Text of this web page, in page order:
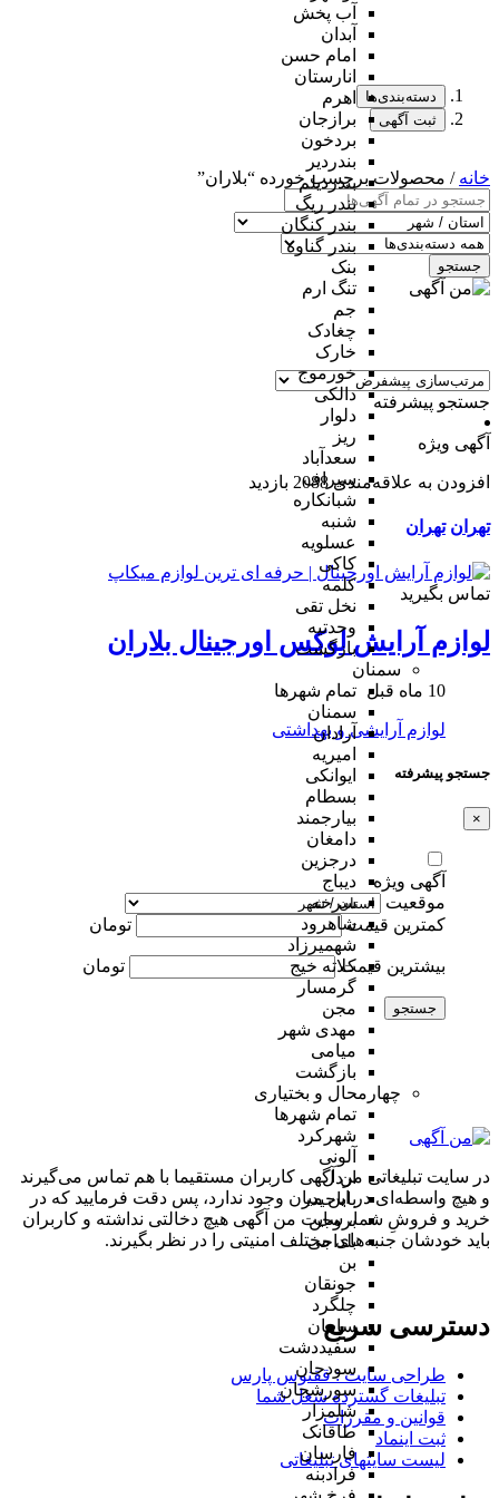
آب پخش
آبدان
امام حسن
انارستان
اهرم
برازجان
بردخون
بندردیر
بندردیلم
بندر ریگ
بندر کنگان
بندر گناوه
بنک
تنگ ارم
جم
چغادک
خارک
خورموج
دالکی
دلوار
ریز
سعدآباد
سیراف
شبانکاره
شنبه
عسلویه
کاکی
کلمه
نخل تقی
وحدتیه
بازگشت
سمنان
تمام شهر‌ها
سمنان
آرادان
امیریه
ایوانکی
بسطام
بیارجمند
دامغان
درجزین
دیباج
سرخه
شاهرود
شهمیرزاد
کلاته خیج
گرمسار
مجن
مهدی شهر
میامی
بازگشت
چهارمحال و بختیاری
تمام شهر‌ها
شهرکرد
آلونی
اردل
باباحیدر
بروجن
بلداجی
بن
جونقان
چلگرد
سامان
سفیددشت
سودجان
سورشجان
شلمزار
طاقانک
فارسان
فرادبنه
دسته‌بندی‌ها
ثبت آگهی
خانه / محصولات برچسب خورده “بلاران”
جستجو
جستجو پیشرفته
آگهی ویژه
افزودن به علاقه‌مندی 2088 بازدید
تهران تهران
تماس بگیرید
لوازم آرایش لوکس اورجینال بلاران
10 ماه قبل
لوازم آرایشی و بهداشتی
جستجو پیشرفته
×
آگهی ویژه
موقعیت
کمترین قیمت
تومان
بیشترین قیمت تومان
جستجو
در سایت تبلیغاتی من آگهی کاربران مستقیما با هم تماس می‌گیرند
و هیچ واسطه‌ای در این میان وجود ندارد، پس دقت فرمایید که در
خرید و فروشِ شما، سایت من آگهی هیچ دخالتی نداشته و کاربران
باید خودشان جنبه‌های مختلف امنیتی را در نظر بگیرند.
دسترسی سریع
طراحی سایت :‌ ققنوس پارس
تبلیغات گسترده شغل شما
قوانین و مقررات
ثبت اینماد
لیست سایتهای تبلیغاتی